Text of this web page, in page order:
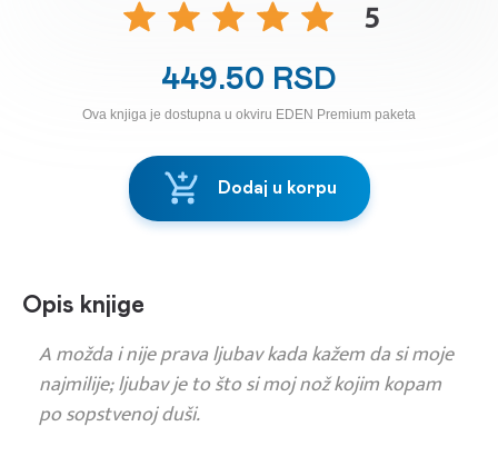
5
449.50 RSD
Ova knjiga je dostupna u okviru EDEN Premium paketa
Dodaj u korpu
Opis knjige
A možda i nije prava ljubav kada kažem da si moje
najmilije; ljubav je to što si moj nož kojim kopam
po sopstvenoj duši.